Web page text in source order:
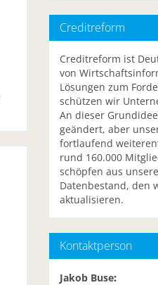
Creditreform
Creditreform ist
von
Lösungen zum
schützen wir
An dieser
geändert, aber
fortlaufend
rund 160.000
schöpfen aus
Datenbestand, den
aktualisieren.
Kontaktperson
Jakob Buse: